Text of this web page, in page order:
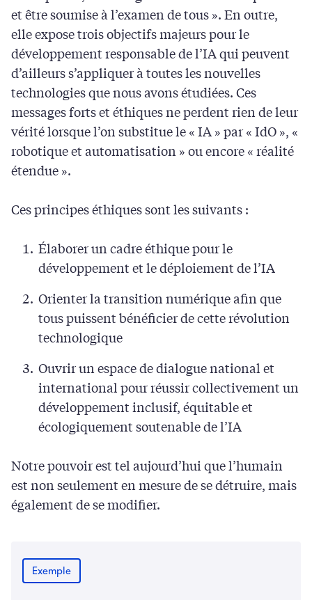
et être soumise à l’examen de tous ». En outre,
elle expose trois objectifs majeurs pour le
développement responsable de l’IA qui peuvent
d’ailleurs s’appliquer à toutes les nouvelles
technologies que nous avons étudiées. Ces
messages forts et éthiques ne perdent rien de leur
vérité lorsque l’on substitue le « IA » par « IdO », «
robotique et automatisation » ou encore « réalité
étendue ».
Ces principes éthiques sont les suivants :
Élaborer un cadre éthique pour le
développement et le déploiement de l’IA
Orienter la transition numérique afin que
tous puissent bénéficier de cette révolution
technologique
Ouvrir un espace de dialogue national et
international pour réussir collectivement un
développement inclusif, équitable et
écologiquement soutenable de l’IA
Notre pouvoir est tel aujourd’hui que l’humain
est non seulement en mesure de se détruire, mais
également de se modifier.
Exemple